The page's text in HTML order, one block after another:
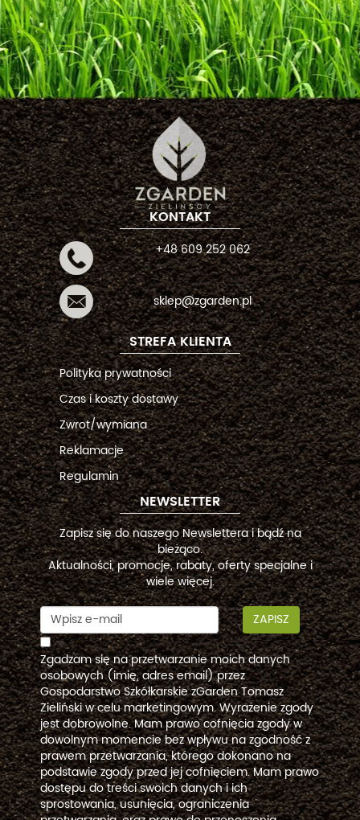
KONTAKT
+48 609 252 062
sklep@zgarden.pl
STREFA KLIENTA
Polityka prywatności
Czas i koszty dostawy
Zwrot/wymiana
Reklamacje
Regulamin
NEWSLETTER
Zapisz się do naszego Newslettera i bądź na
bieżąco.
Aktualności, promocje, rabaty, oferty specjalne i
wiele więcej.
ZAPISZ
Zgadzam się na przetwarzanie moich danych
osobowych (imię, adres email) przez
Gospodarstwo Szkółkarskie zGarden Tomasz
Zieliński w celu marketingowym. Wyrażenie zgody
jest dobrowolne. Mam prawo cofnięcia zgody w
dowolnym momencie bez wpływu na zgodność z
prawem przetwarzania, którego dokonano na
podstawie zgody przed jej cofnięciem. Mam prawo
dostępu do treści swoich danych i ich
sprostowania, usunięcia, ograniczenia